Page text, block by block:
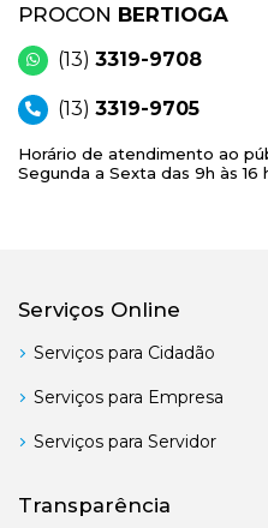
PROCON BERTIOGA
(13) 3319-9708
(13) 3319-9705
Horário de atendimento ao
Segunda a Sexta das 9h às 16
Serviços Online
Serviços para Cidadão
Serviços para Empresa
Serviços para Servidor
Transparência